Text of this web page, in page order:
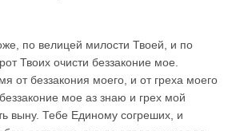
по велицей милости Твоей, и по
Твоих очисти беззаконие мое.
от беззакония моего, и от греха моего
мое аз знаю и грех мой
выну. Тебе Единому согреших, и